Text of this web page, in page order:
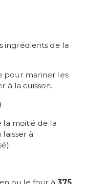
ingrédients de la
pour mariner les
à la cuisson.
la moitié de la
à